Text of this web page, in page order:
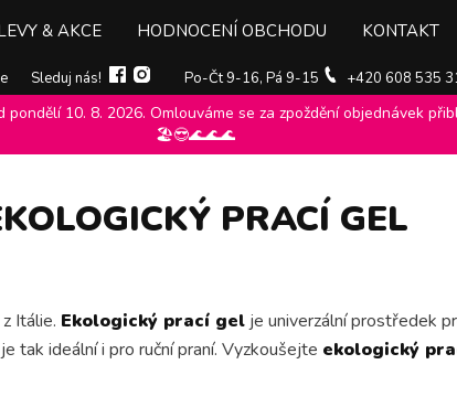
Sleduj nás! Po-Čt 9-16, Pá 9-15 +420 608 535
& AKCE HODNOCENÍ OBCHODU KONTAKT
10. 8. 2026. Omlouváme se za zpoždění objednávek
🏖️😎🌊🌊🌊
gel
PRACÍ GEL
Itálie. Ekologický prací gelje univerzální prostředek
tak ideální i pro ruční praní. Vyzkoušejte ekologický